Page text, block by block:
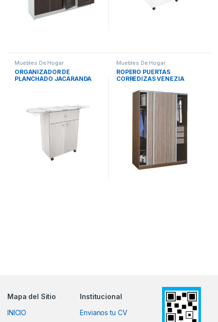
Muebles De Hogar
ORGANIZADOR DE
PLANCHADO JACARANDA
Muebles De Hogar
ROPERO PUERTAS
CORREDIZAS VENEZIA
Mapa del Sitio
INICIO
Institucional
Envianos tu CV